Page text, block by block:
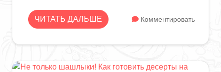
ЧИТАТЬ ДАЛЬШЕ Комментировать